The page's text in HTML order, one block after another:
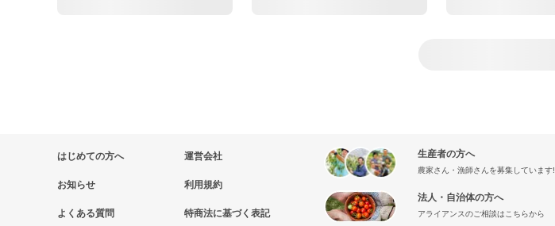
はじめての方へ
お知らせ
よくある質問
運営会社
利用規約
特商法に基づく表記
生産者の方へ
農家さん・漁師さんを募集しています!
法人・自治体の方へ
アライアンスのご相談はこちらから